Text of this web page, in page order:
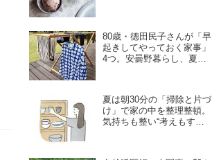
80歳・德田民子さんが「早
起きしてやっておく家事」
4つ。安曇野暮らし、夏は5
夏は朝30分の「掃除と片づ
け」で家の中を整理整頓。
気持ちも整い“考えもすっ